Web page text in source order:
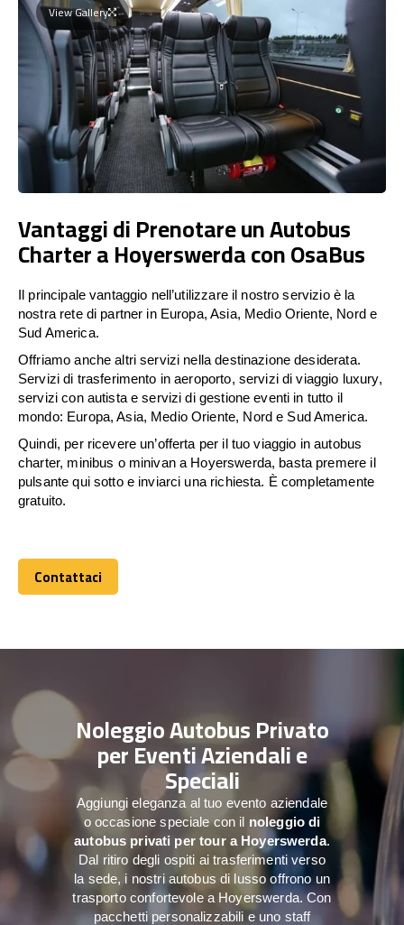
View Gallery
Vantaggi di Prenotare un Autobus
Charter a Hoyerswerda con OsaBus
Il principale vantaggio nell’utilizzare il nostro servizio è la
nostra rete di partner in Europa, Asia, Medio Oriente, Nord e
Sud America.
Offriamo anche altri servizi nella destinazione desiderata.
Servizi di trasferimento in aeroporto, servizi di viaggio luxury,
servizi con autista e servizi di gestione eventi in tutto il
mondo: Europa, Asia, Medio Oriente, Nord e Sud America.
Quindi, per ricevere un’offerta per il tuo viaggio in autobus
charter, minibus o minivan a Hoyerswerda, basta premere il
pulsante qui sotto e inviarci una richiesta. È completamente
gratuito.
Contattaci
Contattaci
Noleggio Autobus Privato
per Eventi Aziendali e
Speciali
Aggiungi eleganza al tuo evento aziendale
o occasione speciale con il noleggio di
autobus privati per tour a Hoyerswerda.
Dal ritiro degli ospiti ai trasferimenti verso
la sede, i nostri autobus di lusso offrono un
trasporto confortevole a Hoyerswerda. Con
pacchetti personalizzabili e uno staff